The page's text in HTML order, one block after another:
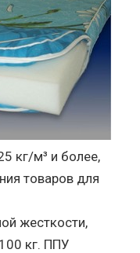
кг/м³ и более,
товаров для
жесткости,
кг. ППУ